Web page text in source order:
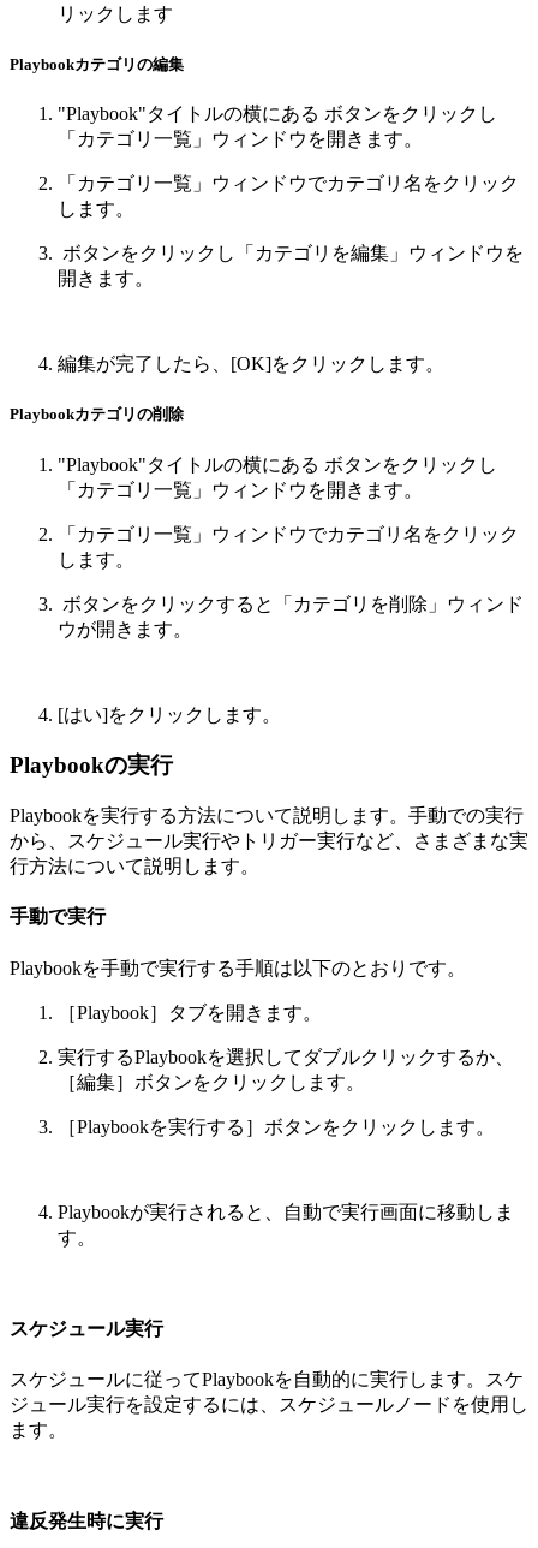
リックします
Playbookカテゴリの編集
"Playbook"タイトルの横にある ボタンをクリックし
「カテゴリ一覧」ウィンドウを開きます。
「カテゴリ一覧」ウィンドウでカテゴリ名をクリック
します。
ボタンをクリックし「カテゴリを編集」ウィンドウを
開きます。
編集が完了したら、[OK]をクリックします。
Playbookカテゴリの削除
"Playbook"タイトルの横にある ボタンをクリックし
「カテゴリ一覧」ウィンドウを開きます。
「カテゴリ一覧」ウィンドウでカテゴリ名をクリック
します。
ボタンをクリックすると「カテゴリを削除」ウィンド
ウが開きます。
[はい]をクリックします。
Playbookの実行
Playbookを実行する方法について説明します。手動での実行
から、スケジュール実行やトリガー実行など、さまざまな実
行方法について説明します。
手動で実行
Playbookを手動で実行する手順は以下のとおりです。
［Playbook］タブを開きます。
実行するPlaybookを選択してダブルクリックするか、
［編集］ボタンをクリックします。
［Playbookを実行する］ボタンをクリックします。
Playbookが実行されると、自動で実行画面に移動しま
す。
スケジュール実行
スケジュールに従ってPlaybookを自動的に実行します。スケ
ジュール実行を設定するには、スケジュールノードを使用し
ます。
違反発生時に実行